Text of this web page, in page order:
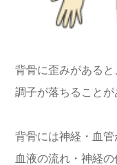
背骨に歪みがある
調子が落ちることが
背骨には神経・血
血液の流れ・神経の